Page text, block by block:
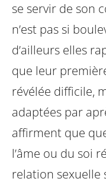
se servir de son
n’est pas si
d’ailleurs elles
que leur
révélée difficile,
adaptées par
affirment que
l’âme ou du soi
relation sexuelle